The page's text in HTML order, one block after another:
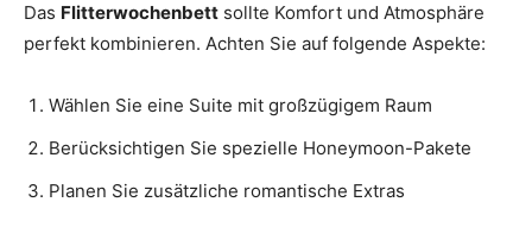
Das Flitterwochenbett sollte Komfort und Atmosphäre
perfekt kombinieren. Achten Sie auf folgende Aspekte:
Wählen Sie eine Suite mit großzügigem Raum
Berücksichtigen Sie spezielle Honeymoon-Pakete
Planen Sie zusätzliche romantische Extras